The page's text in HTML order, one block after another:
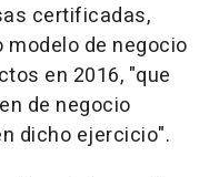
certificadas,
modelo de negocio
en 2016, "que
de negocio
dicho ejercicio".